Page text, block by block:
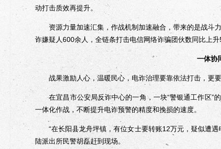
动打击质效再提升。
资源力量加速汇集，作战机制加速融合，带来的是战斗
诈嫌疑人600余人，全链条打击电信网络诈骗团伙数同比上
一体协
战果激励人心，温暖民心，电诈治理要靠依法打击，更
在宜昌市公安局反诈中心的一角，一块“警银通工作区”
一体化作战，不断提升电诈预警的精度和挽损的速度。
“在长阳县龙舟坪镇，有位女士要转账12万元，疑似遭遇
陆派出所民警胡磊赶到现场。